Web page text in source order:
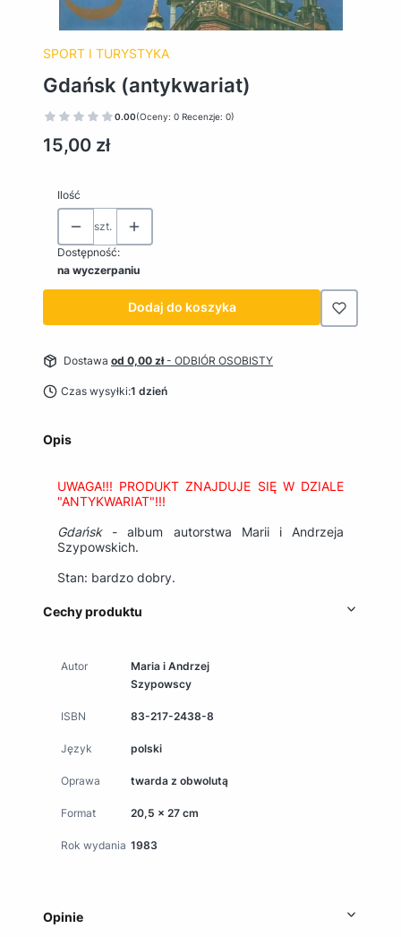
SPORT I TURYSTYKA
Gdańsk (antykwariat)
0.00(Oceny: 0 Recenzje: 0)
Cena
15,00 zł
Ilość
szt.
Dostępność:
na wyczerpaniu
Dodaj do koszyka
Dostawa od 0,00 zł- ODBIÓR OSOBISTY
Czas wysyłki:1 dzień
Opis
UWAGA!!! PRODUKT ZNAJDUJE SIĘ W DZIALE
"ANTYKWARIAT"!!!
Gdańsk- album autorstwa Marii i Andrzeja
Szypowskich.
Stan: bardzo dobry.
Cechy produktu
Autor
Maria i Andrzej
Szypowscy
ISBN 83-217-2438-8
Język polski
Oprawa twarda z obwolutą
Format 20,5 x 27 cm
Rok wydania 1983
Opinie